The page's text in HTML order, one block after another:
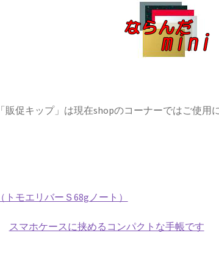
販促キップ」は現在shopのコーナーではご使用
モエリバーＳ68gノート）
スマホケースに挟めるコンパクトな手帳です